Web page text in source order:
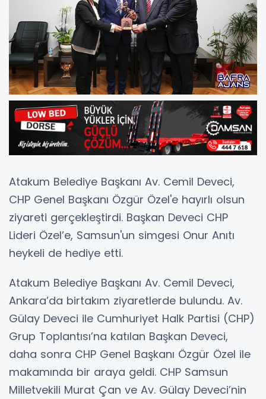
Atakum Belediye Başkanı Av. Cemil Deveci,
CHP Genel Başkanı Özgür Özel'e hayırlı olsun
ziyareti gerçekleştirdi. Başkan Deveci CHP
Lideri Özel’e, Samsun'un simgesi Onur Anıtı
heykeli de hediye etti.
Atakum Belediye Başkanı Av. Cemil Deveci,
Ankara’da birtakım ziyaretlerde bulundu. Av.
Gülay Deveci ile Cumhuriyet Halk Partisi (CHP)
Grup Toplantısı’na katılan Başkan Deveci,
daha sonra CHP Genel Başkanı Özgür Özel ile
makamında bir araya geldi. CHP Samsun
Milletvekili Murat Çan ve Av. Gülay Deveci’nin